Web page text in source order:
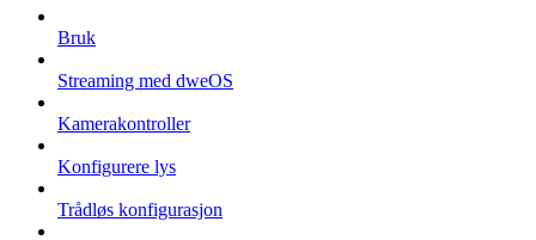
Bruk
Streaming med dweOS
Kamerakontroller
Konfigurere lys
Trådløs konfigurasjon